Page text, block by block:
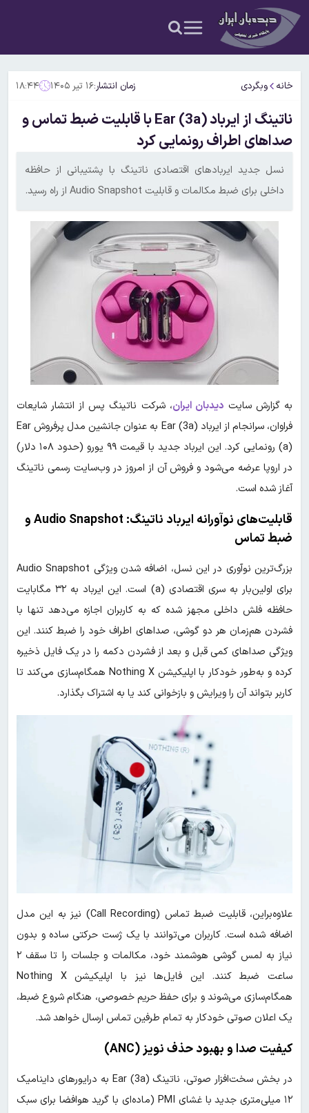
خانه وبگردی زمان انتشار:۱۶ تیر ۱۴۰۵ ۱۸:۴۴
ناتینگ از ایرباد Ear (3a) با قابلیت ضبط تماس و
صداهای اطراف رونمایی کرد
نسل جدید ایربادهای اقتصادی ناتینگ با پشتیبانی از حافظه
داخلی برای ضبط مکالمات و قابلیت Audio Snapshot از راه رسید.
به گزارش سایت دیدبان ایران، شرکت ناتینگ پس از انتشار شایعات
فراوان، سرانجام از ایرباد Ear (3a) به عنوان جانشین مدل پرفروش Ear
(a) رونمایی کرد. این ایرباد جدید با قیمت ۹۹ یورو (حدود ۱۰۸ دلار)
در اروپا عرضه می‌شود و فروش آن از امروز در وب‌سایت رسمی ناتینگ
آغاز شده است.
قابلیت‌های نوآورانه ایرباد ناتینگ: Audio Snapshot و
ضبط تماس
بزرگ‌ترین نوآوری در این نسل، اضافه شدن ویژگی Audio Snapshot
برای اولین‌بار به سری اقتصادی (a) است. این ایرباد به ۳۲ مگابایت
حافظه فلش داخلی مجهز شده که به کاربران اجازه می‌دهد تنها با
فشردن هم‌زمان هر دو گوشی، صداهای اطراف خود را ضبط کنند. این
ویژگی صداهای کمی قبل و بعد از فشردن دکمه را در یک فایل ذخیره
کرده و به‌طور خودکار با اپلیکیشن Nothing X همگام‌سازی می‌کند تا
کاربر بتواند آن را ویرایش و بازخوانی کند یا به اشتراک بگذارد.
علاوه‌براین، قابلیت ضبط تماس (Call Recording) نیز به این مدل
اضافه شده است. کاربران می‌توانند با یک ژست حرکتی ساده و بدون
نیاز به لمس گوشی هوشمند خود، مکالمات و جلسات را تا سقف ۲
ساعت ضبط کنند. این فایل‌ها نیز با اپلیکیشن Nothing X
همگام‌سازی می‌شوند و برای حفظ حریم خصوصی، هنگام شروع ضبط،
یک اعلان صوتی خودکار به تمام طرفین تماس ارسال خواهد شد.
کیفیت صدا و بهبود حذف نویز (ANC)
در بخش سخت‌افزار صوتی، ناتینگ Ear (3a) به درایورهای داینامیک
۱۲ میلی‌متری جدید با غشای PMI (ماده‌ای با گرید هوافضا برای سبک